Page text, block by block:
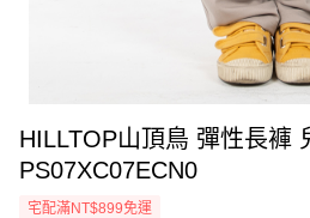
HILLTOP山頂鳥 彈性長褲
PS07XC07ECN0
宅配滿NT$899免運